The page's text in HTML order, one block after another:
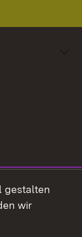
gestalten
wir